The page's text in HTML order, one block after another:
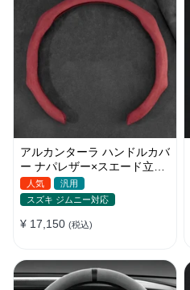
アルカンターラ ハンドルカバ
ー ナパレザー×スエード立体
デザイン 四季汎用 O/D型兼
用 38-40cm
人気
汎用
スズキ ジムニー対応
¥ 17,150 (税込)